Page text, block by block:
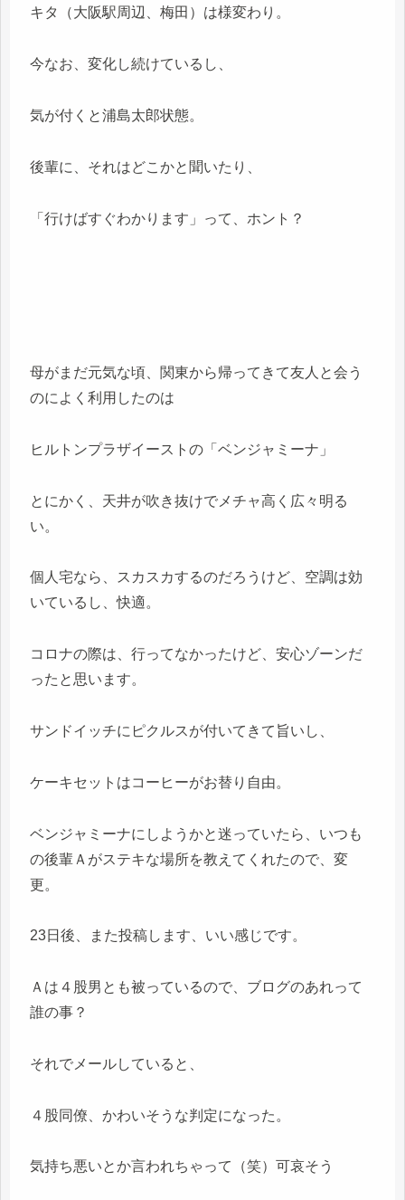
キタ（大阪駅周辺、梅田）は様変わり。
今なお、変化し続けているし、
気が付くと浦島太郎状態。
後輩に、それはどこかと聞いたり、
「行けばすぐわかります」って、ホント？
母がまだ元気な頃、関東から帰ってきて友人と会う
のによく利用したのは
ヒルトンプラザイーストの「ベンジャミーナ」
とにかく、天井が吹き抜けでメチャ高く広々明る
い。
個人宅なら、スカスカするのだろうけど、空調は効
いているし、快適。
コロナの際は、行ってなかったけど、安心ゾーンだ
ったと思います。
サンドイッチにピクルスが付いてきて旨いし、
ケーキセットはコーヒーがお替り自由。
ベンジャミーナにしようかと迷っていたら、いつも
の後輩Ａがステキな場所を教えてくれたので、変
更。
23日後、また投稿します、いい感じです。
Ａは４股男とも被っているので、ブログのあれって
誰の事？
それでメールしていると、
４股同僚、かわいそうな判定になった。
気持ち悪いとか言われちゃって（笑）可哀そう